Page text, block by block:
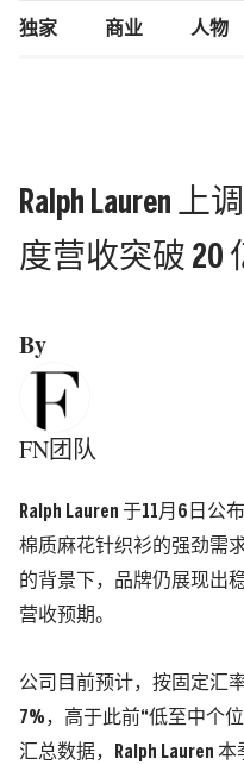
独家 商业 人物
Ralph Lauren
度营收突破 20
By
FN团队
Ralph Lauren 于11月6日公
棉质麻花针织衫的强劲需
的背景下，品牌仍展现出
营收预期。
公司目前预计，按固定汇
7%，高于此前“低至中个
汇总数据，Ralph Lauren